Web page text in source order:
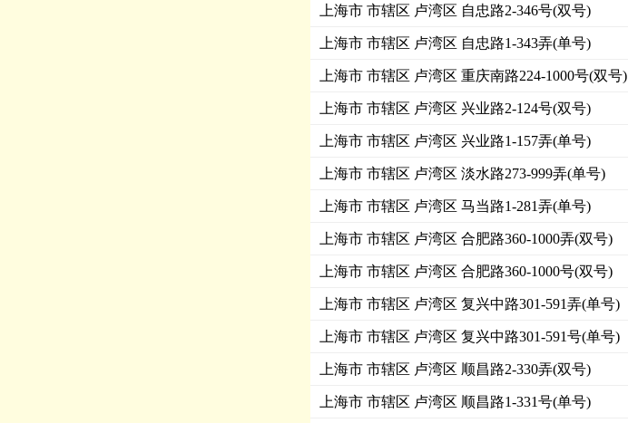
上海市 市辖区 卢湾区 自忠路2-346号(双号)
上海市 市辖区 卢湾区 自忠路1-343弄(单号)
上海市 市辖区 卢湾区 重庆南路224-1000号(双号)
上海市 市辖区 卢湾区 兴业路2-124号(双号)
上海市 市辖区 卢湾区 兴业路1-157弄(单号)
上海市 市辖区 卢湾区 淡水路273-999弄(单号)
上海市 市辖区 卢湾区 马当路1-281弄(单号)
上海市 市辖区 卢湾区 合肥路360-1000弄(双号)
上海市 市辖区 卢湾区 合肥路360-1000号(双号)
上海市 市辖区 卢湾区 复兴中路301-591弄(单号)
上海市 市辖区 卢湾区 复兴中路301-591号(单号)
上海市 市辖区 卢湾区 顺昌路2-330弄(双号)
上海市 市辖区 卢湾区 顺昌路1-331号(单号)